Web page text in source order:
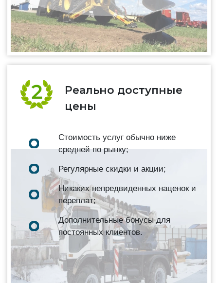
Реально доступные
цены
Стоимость услуг обычно ниже
средней по рынку;
Регулярные скидки и акции;
Никаких непредвиденных наценок и
переплат;
Дополнительные бонусы для
постоянных клиентов.